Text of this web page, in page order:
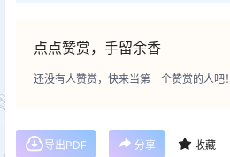
点点赞赏，手留余香
还没有人赞赏，快来当第一个赞赏的人吧！
导出PDF 分享 收藏